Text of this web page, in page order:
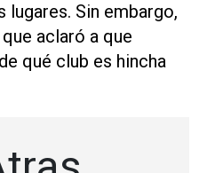
Sin embargo,
aclaró a que
qué club es hincha